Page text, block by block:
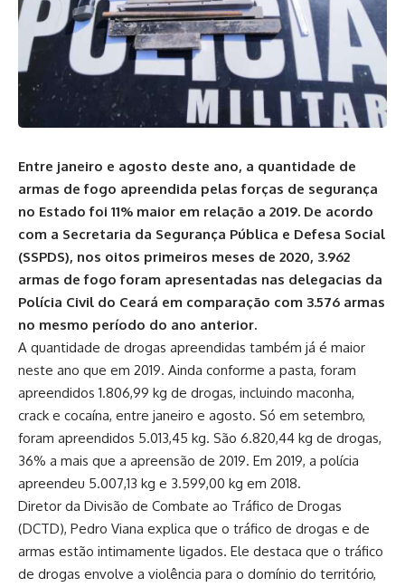
Entre janeiro e agosto deste ano, a quantidade de
armas de fogo apreendida pelas forças de segurança
no Estado foi 11% maior em relação a 2019. De acordo
com a Secretaria da Segurança Pública e Defesa Social
(SSPDS), nos oitos primeiros meses de 2020, 3.962
armas de fogo foram apresentadas nas delegacias da
Polícia Civil do Ceará em comparação com 3.576 armas
no mesmo período do ano anterior.
A quantidade de drogas apreendidas também já é maior
neste ano que em 2019. Ainda conforme a pasta, foram
apreendidos 1.806,99 kg de drogas, incluindo maconha,
crack e cocaína, entre janeiro e agosto. Só em setembro,
foram apreendidos 5.013,45 kg. São 6.820,44 kg de drogas,
36% a mais que a apreensão de 2019. Em 2019, a polícia
apreendeu 5.007,13 kg e 3.599,00 kg em 2018.
Diretor da Divisão de Combate ao Tráfico de Drogas
(DCTD), Pedro Viana explica que o tráfico de drogas e de
armas estão intimamente ligados. Ele destaca que o tráfico
de drogas envolve a violência para o domínio do território,